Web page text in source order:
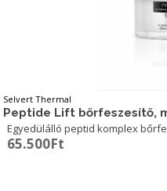
Selvert Thermal
Peptide Lift bőrfeszesítő,
Egyedülálló peptid komplex
65.500Ft